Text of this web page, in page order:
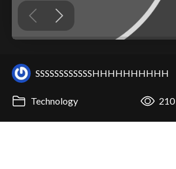
SSSSSSSSSSSSHHHHHHHHHH
Technology 210